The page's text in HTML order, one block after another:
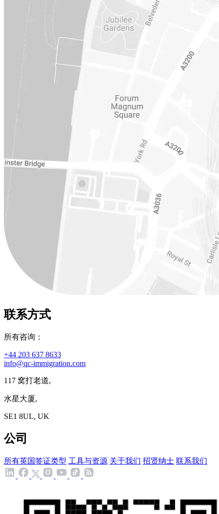
联系方式
所有咨询：
+44 203 637 8633
info@qc-immigration.com
117 窝打老道,
水星大厦,
SE1 8UL, UK
公司
所有英国签证类型 工具与资源 关于我们 招贤纳士 联系我们